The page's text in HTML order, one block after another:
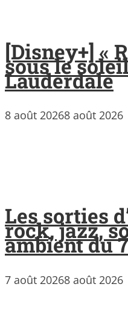
[Disney+] «
sous le
Lauderdale
8 août 20268 août 2026
Les sorties
rock, jazz,
ambient du
7 août 20268 août 2026